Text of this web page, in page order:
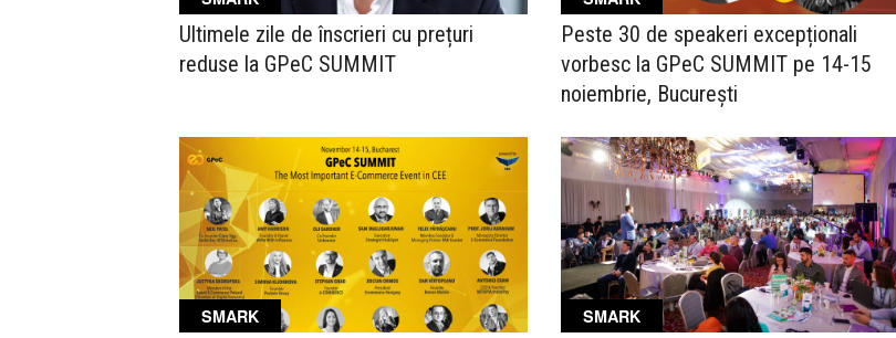
Ultimele zile de înscrieri cu prețuri
reduse la GPeC SUMMIT
Peste 30 de speakeri excepționali
vorbesc la GPeC SUMMIT pe 14-15
noiembrie, București
SMARK SMARK